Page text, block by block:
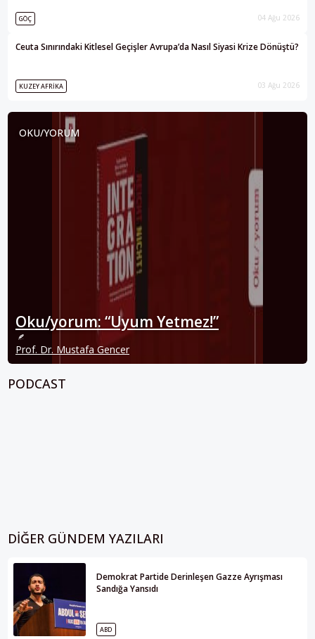
GÖÇ 04 Ağu 2026
Ceuta Sınırındaki Kitlesel Geçişler Avrupa’da Nasıl Siyasi Krize Dönüştü?
KUZEY AFRIKA 03 Ağu 2026
OKU/YORUM
Oku/yorum: “Uyum Yetmez!”
Prof. Dr. Mustafa Gencer
PODCAST
DIĞER GÜNDEM YAZILARI
Demokrat Partide Derinleşen Gazze Ayrışması
Sandığa Yansıdı
ABD